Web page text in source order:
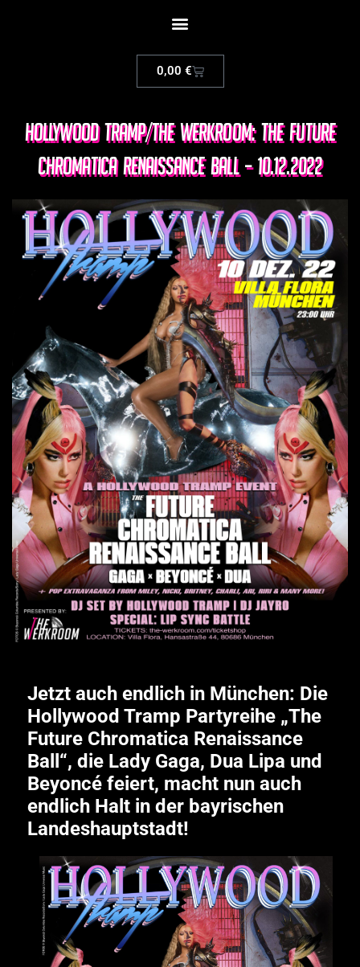
0,00 €
Hollywood Tramp/The Werkroom: The Future
Chromatica Renaissance Ball – 10.12.2022
Jetzt auch endlich in München: Die
Hollywood Tramp Partyreihe „The
Future Chromatica Renaissance
Ball“, die Lady Gaga, Dua Lipa und
Beyoncé feiert, macht nun auch
endlich Halt in der bayrischen
Landeshauptstadt!